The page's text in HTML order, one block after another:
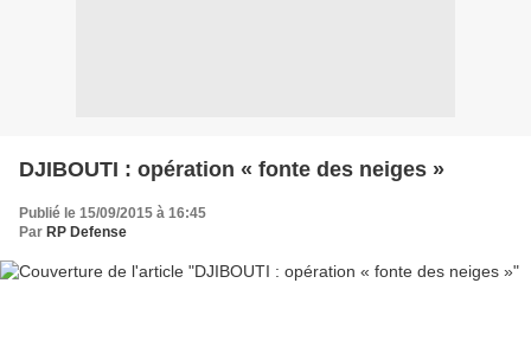
DJIBOUTI : opération « fonte des neiges »
Publié le 15/09/2015 à 16:45
Par RP Defense